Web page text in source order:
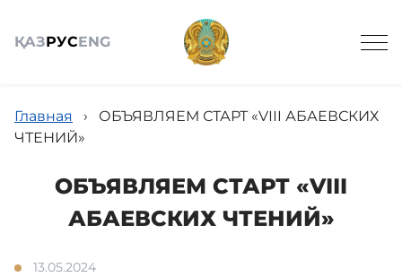
ҚАЗРУСENG
Общие сведения
Анонсы
Главная ›
ОБЪЯВЛЯЕМ СТАРТ «VІІI АБАЕВСКИХ
ЧТЕНИЙ»
ОБЪЯВЛЯЕМ СТАРТ «VІІI
АБАЕВСКИХ ЧТЕНИЙ»
13.05.2024